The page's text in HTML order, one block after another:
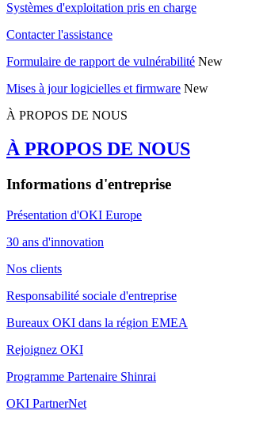
Systèmes d'exploitation pris en charge
Contacter l'assistance
Formulaire de rapport de vulnérabilité New
Mises à jour logicielles et firmware New
À PROPOS DE NOUS
À PROPOS DE NOUS
Informations d'entreprise
Présentation d'OKI Europe
30 ans d'innovation
Nos clients
Responsabilité sociale d'entreprise
Bureaux OKI dans la région EMEA
Rejoignez OKI
Programme Partenaire Shinrai
OKI PartnerNet